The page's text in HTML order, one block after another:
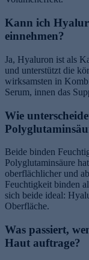
Kann ich
einnehmen?
Ja, Hyaluron ist als
und unterstützt die
wirksamsten in
Serum, innen das
Wie
Beide binden
Polyglutaminsäure
oberflächlicher und
Feuchtigkeit binden
sich beide ideal:
Oberfläche.
Was passiert,
Haut auftrage?